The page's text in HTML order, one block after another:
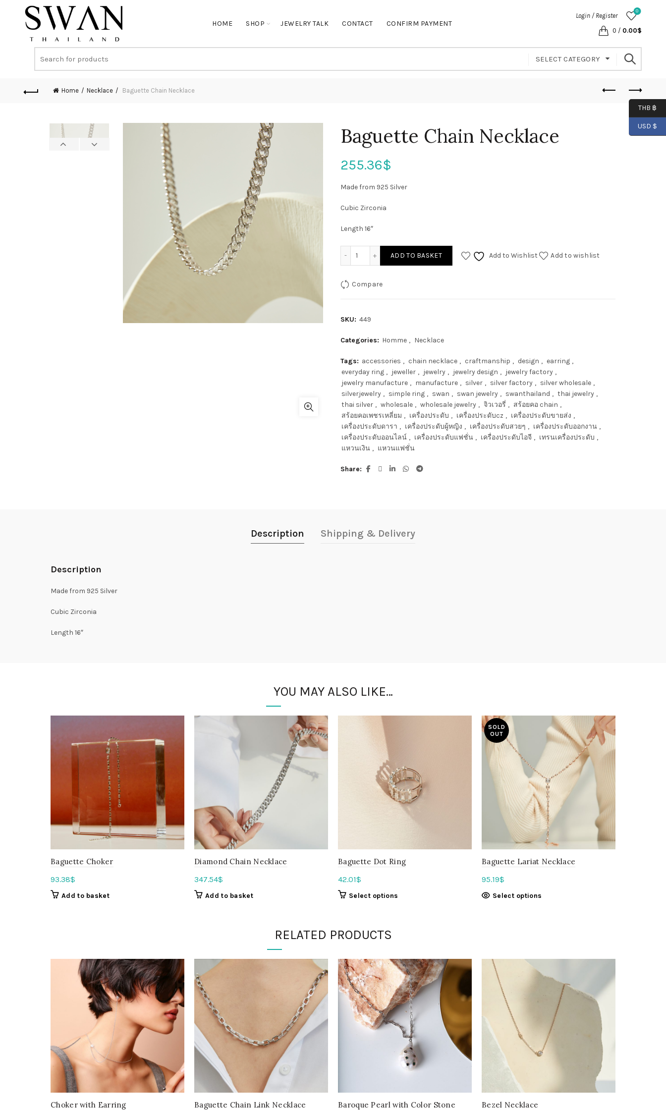
HOME SHOP JEWELRY TALK CONTACT CONFIRM PAYMENT
Login / Register
0
0 / 0.00$
SELECT CATEGORY
Home Necklace Baguette Chain Necklace
Baguette Chain Necklace
255.36$
Made from 925 Silver
Cubic Zirconia
Length 16″
ADD TO BASKET Add to Wishlist Add to wishlist
Compare
SKU: 449
Categories: Homme , Necklace
Tags: accessories , chain necklace , craftmanship , design , earring ,
everyday ring , jeweller , jewelry , jewelry design , jewelry factory ,
jewelry manufacture , manufacture , silver , silver factory , silver wholesale ,
silverjewelry , simple ring , swan , swan jewelry , swanthailand , thai jewelry ,
thai silver , wholesale , wholesale jewelry , จิวเวอรี่ , สร้อยคอ chain ,
สร้อยคอเพชรเหลี่ยม , เครื่องประดับ , เครื่องประดับcz , เครื่องประดับขายส่ง ,
เครื่องประดับดารา , เครื่องประดับผู้หญิง , เครื่องประดับสวยๆ , เครื่องประดับออกงาน ,
เครื่องประดับออนไลน์ , เครื่องประดับแฟชั่น , เครื่องประดับไอจี , เทรนเครื่องประดับ ,
แหวนเงิน , แหวนแฟชั่น
Share
Description Shipping & Delivery
Description
Made from 925 Silver
Cubic Zirconia
Length 16″
YOU MAY ALSO LIKE…
Baguette Choker
93.38$
Add to basket
Diamond Chain Necklace
347.54$
Add to basket
Baguette Dot Ring
42.01$
Select options
SOLD
OUT
Baguette Lariat Necklace
95.19$
Select options
RELATED PRODUCTS
Choker with Earring Baguette Chain Link Necklace Baroque Pearl with Color Stone Bezel Necklace
THB ฿
USD $